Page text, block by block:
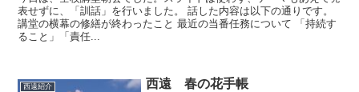
表せずに、「訓話」を行いました。 話した内容は以下の通りです。
講堂の横幕の修繕が終わったこと 最近の当番任務について 「持続す
ること」「責任...
西遠紹介 西遠 春の花手帳